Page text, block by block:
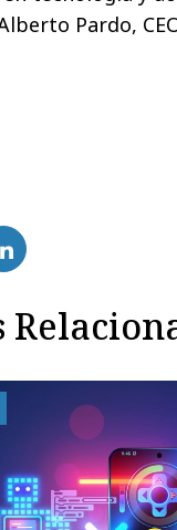
Pardo,